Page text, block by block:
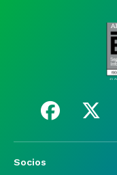
Socios